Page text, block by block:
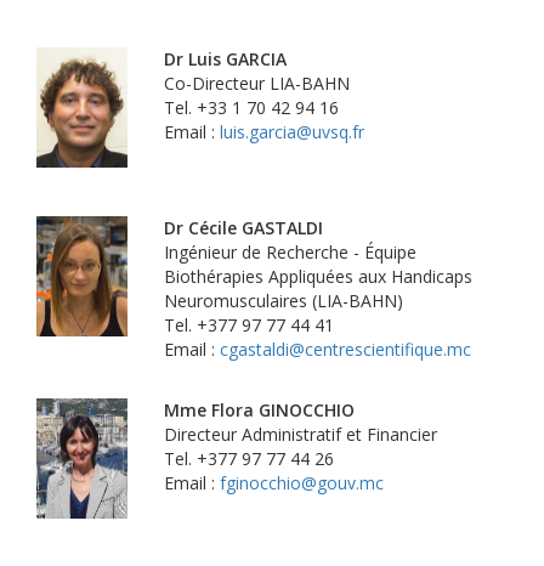
Dr Luis GARCIA
Co-Directeur LIA-BAHN
Tel. +33 1 70 42 94 16
Email : luis.garcia@uvsq.fr
Dr Cécile GASTALDI
Ingénieur de Recherche - Équipe
Biothérapies Appliquées aux Handicaps
Neuromusculaires (LIA-BAHN)
Tel. +377 97 77 44 41
Email : cgastaldi@centrescientifique.mc
Mme Flora GINOCCHIO
Directeur Administratif et Financier
Tel. +377 97 77 44 26
Email : fginocchio@gouv.mc